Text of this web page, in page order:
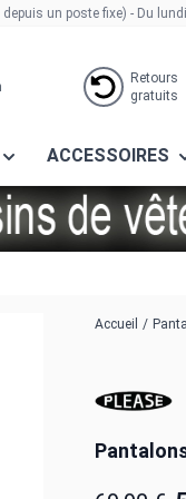
un poste fixe) - Du
Retours
gratuits
ACCESSOIRES
Accueil /